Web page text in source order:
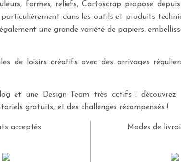
formes, reliefs, Cartoscrap propose
dans les outils et produits
une grande variété de papiers,
de loisirs créatifs avec des arrivages
et une Design Team très actifs : découvrez
gratuits, et des challenges récompensés !
acceptés Modes de